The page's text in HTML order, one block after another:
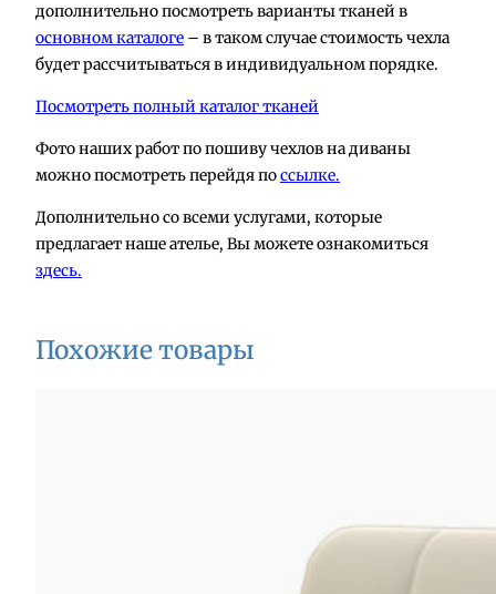
дополнительно посмотреть варианты тканей в
основном каталоге – в таком случае стоимость чехла
будет рассчитываться в индивидуальном порядке.
Посмотреть полный каталог тканей
Фото наших работ по пошиву чехлов на диваны
можно посмотреть перейдя поссылке.
Дополнительно со всеми услугами, которые
предлагает наше ателье, Вы можете ознакомиться
здесь.
Похожие товары